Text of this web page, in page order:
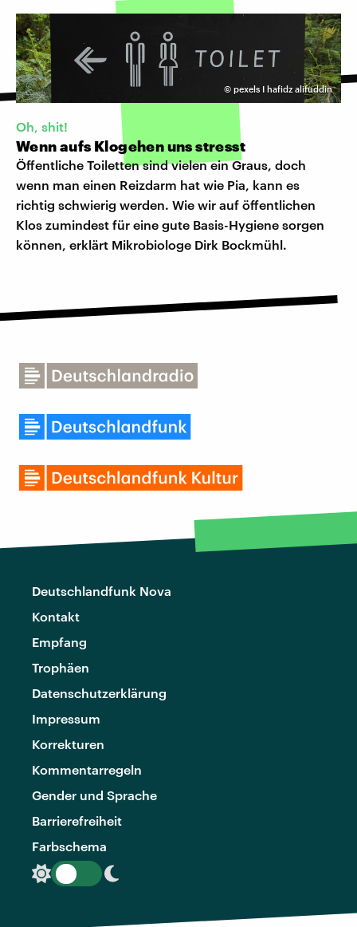
© pexels I hafidz alifuddin
Oh, shit!
Wenn aufs Klogehen uns stresst
Öffentliche Toiletten sind vielen ein Graus, doch
wenn man einen Reizdarm hat wie Pia, kann es
richtig schwierig werden. Wie wir auf öffentlichen
Klos zumindest für eine gute Basis-Hygiene sorgen
können, erklärt Mikrobiologe Dirk Bockmühl.
Deutschlandfunk Nova
Kontakt
Empfang
Trophäen
Datenschutzerklärung
Impressum
Korrekturen
Kommentarregeln
Gender und Sprache
Barrierefreiheit
Farbschema